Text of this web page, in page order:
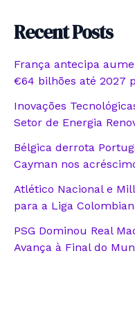
Recent Posts
França antecipa
€64 bilhões até 2027
Inovações
Setor de Energia
Bélgica derrota
Cayman nos
Atlético Nacional e
para a Liga
PSG Dominou Real
Avança à Final do